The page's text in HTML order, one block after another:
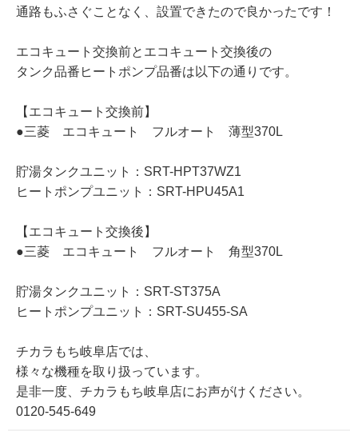
通路もふさぐことなく、設置できたので良かったです！
エコキュート交換前とエコキュート交換後の
タンク品番ヒートポンプ品番は以下の通りです。
【エコキュート交換前】
●三菱 エコキュート フルオート 薄型370L
貯湯タンクユニット：SRT-HPT37WZ1
ヒートポンプユニット：SRT-HPU45A1
【エコキュート交換後】
●三菱 エコキュート フルオート 角型370L
貯湯タンクユニット：SRT-ST375A
ヒートポンプユニット：SRT-SU455-SA
チカラもち岐阜店では、
様々な機種を取り扱っています。
是非一度、チカラもち岐阜店にお声がけください。
0120-545-649